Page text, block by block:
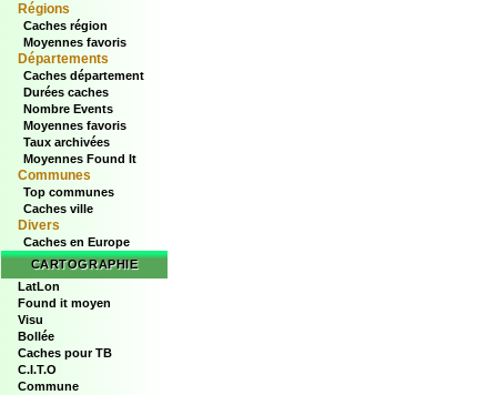
Régions
Caches région
Moyennes favoris
Départements
Caches département
Durées caches
Nombre Events
Moyennes favoris
Taux archivées
Moyennes Found It
Communes
Top communes
Caches ville
Divers
Caches en Europe
CARTOGRAPHIE
LatLon
Found it moyen
Visu
Bollée
Caches pour TB
C.I.T.O
Commune